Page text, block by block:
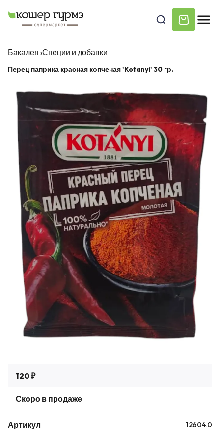
Бакалея ›Специи и добавки
Перец паприка красная копченая 'Kotanyi' 30 гр.
120 ₽
Скоро в продаже
Артикул 12604.0